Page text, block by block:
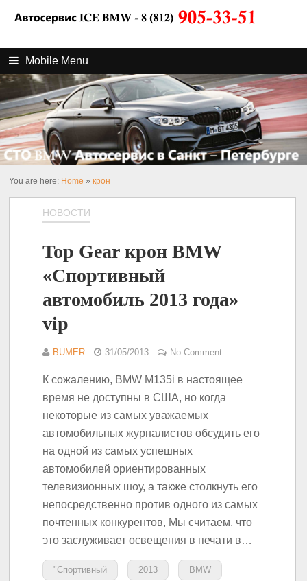
Mobile Menu
You are here: Home »крон
НОВОСТИ
Top Gear крон BMW
«Спортивный
автомобиль 2013 года»
vip
BUMER 31/05/2013 No Comment
К сожалению, BMW M135i в настоящее
время не доступны в США, но когда
некоторые из самых уважаемых
автомобильных журналистов обсудить его
на одной из самых успешных
автомобилей ориентированных
телевизионных шоу, а также столкнуть его
непосредственно против одного из самых
почтенных конкурентов, Мы считаем, что
это заслуживает освещения в печати в…
"Спортивный 2013 BMW